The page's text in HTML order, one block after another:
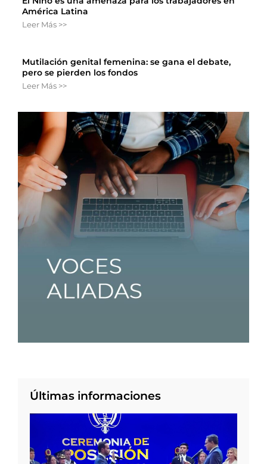
América Latina
Leer Más >>
Mutilación genital femenina: se gana el debate,
pero se pierden los fondos
Leer Más >>
Últimas informaciones